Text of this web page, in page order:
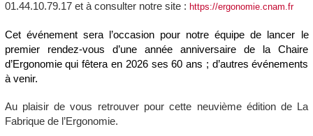
01.44.10.79.17 et à consulter notre site : https://ergonomie.cnam.fr
Cet événement sera l’occasion pour notre équipe de lancer le
premier rendez-vous d’une année anniversaire de la Chaire
d’Ergonomie qui fêtera en 2026 ses 60 ans ; d’autres événements
à venir.
Au plaisir de vous retrouver pour cette neuvième édition de La
Fabrique de l’Ergonomie.